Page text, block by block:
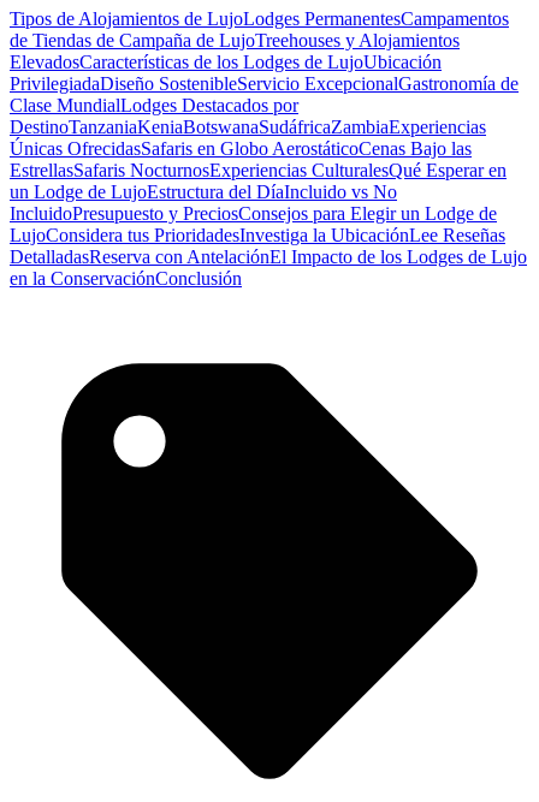
Tipos de Alojamientos de LujoLodges PermanentesCampamentos
de Tiendas de Campaña de LujoTreehouses y Alojamientos
ElevadosCaracterísticas de los Lodges de LujoUbicación
PrivilegiadaDiseño SostenibleServicio ExcepcionalGastronomía de
Clase MundialLodges Destacados por
DestinoTanzaniaKeniaBotswanaSudáfricaZambiaExperiencias
Únicas OfrecidasSafaris en Globo AerostáticoCenas Bajo las
EstrellasSafaris NocturnosExperiencias CulturalesQué Esperar en
un Lodge de LujoEstructura del DíaIncluido vs No
IncluidoPresupuesto y PreciosConsejos para Elegir un Lodge de
LujoConsidera tus PrioridadesInvestiga la UbicaciónLee Reseñas
DetalladasReserva con AntelaciónEl Impacto de los Lodges de Lujo
en la ConservaciónConclusión